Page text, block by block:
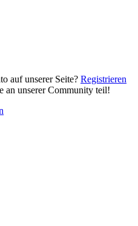
auf unserer Seite? Registrieren
an unserer Community teil!